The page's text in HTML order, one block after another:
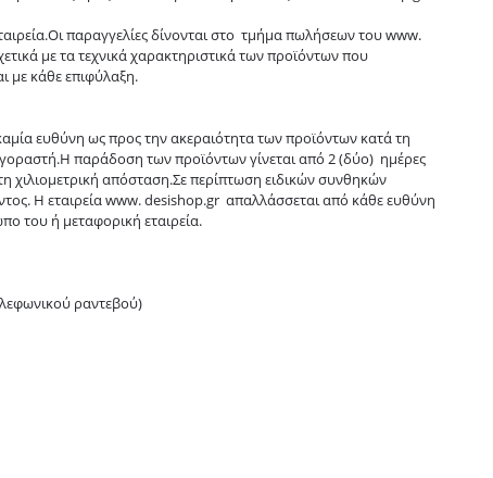
παραγγελίες δίνονται στο τμήμα πωλήσεων του www.
με τα τεχνικά χαρακτηριστικά των προϊόντων που
με κάθε επιφύλαξη.
ευθύνη ως προς την ακεραιότητα των προϊόντων κατά τη
παράδοση των προϊόντων γίνεται από 2 (δύο) ημέρες
χιλιομετρική απόσταση.Σε περίπτωση ειδικών συνθηκών
Η εταιρεία www. desishop.gr απαλλάσσεται από κάθε ευθύνη
του ή μεταφορική εταιρεία.
ραντεβού)